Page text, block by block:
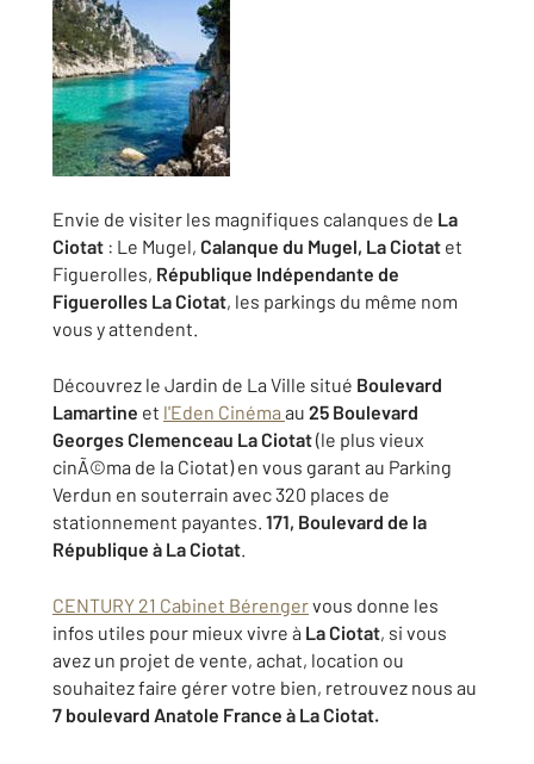
Envie de visiter les magnifiques calanques de La
Ciotat : Le Mugel, Calanque du Mugel, La Ciotat et
Figuerolles, République Indépendante de
Figuerolles La Ciotat, les parkings du même nom
vous y attendent.
Découvrez le Jardin de La Ville situé Boulevard
Lamartine et l'Eden Cinéma au 25 Boulevard
Georges Clemenceau La Ciotat(le plus vieux
cinÃ©ma de la Ciotat) en vous garant au Parking
Verdun en souterrain avec 320 places de
stationnement payantes. 171, Boulevard de la
République à La Ciotat.
CENTURY 21 Cabinet Bérengervous donne les
infos utiles pour mieux vivre à La Ciotat, si vous
avez un projet de vente, achat, location ou
souhaitez faire gérer votre bien, retrouvez nous au
7 boulevard Anatole France à La Ciotat.